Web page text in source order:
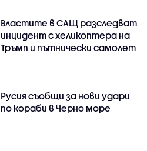
Властите в САЩ разследват
инцидент с хеликоптера на
Тръмп и пътнически самолет
Русия съобщи за нови удари
по кораби в Черно море